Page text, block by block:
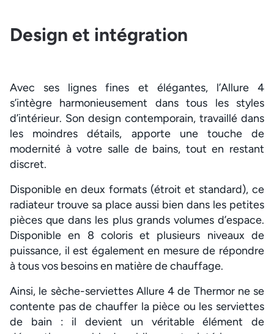
Design et intégration
Avec ses lignes fines et élégantes, l’Allure 4
s’intègre harmonieusement dans tous les styles
d’intérieur. Son design contemporain, travaillé dans
les moindres détails, apporte une touche de
modernité à votre salle de bains, tout en restant
discret.
Disponible en deux formats (étroit et standard), ce
radiateur trouve sa place aussi bien dans les petites
pièces que dans les plus grands volumes d’espace.
Disponible en 8 coloris et plusieurs niveaux de
puissance, il est également en mesure de répondre
à tous vos besoins en matière de chauffage.
Ainsi, le sèche-serviettes Allure 4 de Thermor ne se
contente pas de chauffer la pièce ou les serviettes
de bain : il devient un véritable élément de